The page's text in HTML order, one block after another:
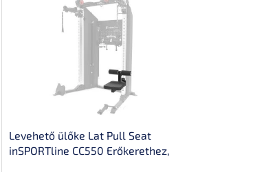
Levehető ülőke Lat Pull Seat
inSPORTline CC550 Erőkerethez,